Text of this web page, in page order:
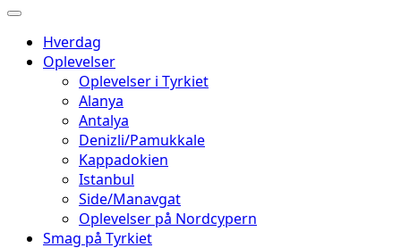
Hverdag
Oplevelser
Oplevelser i Tyrkiet
Alanya
Antalya
Denizli/Pamukkale
Kappadokien
Istanbul
Side/Manavgat
Oplevelser på Nordcypern
Smag på Tyrkiet